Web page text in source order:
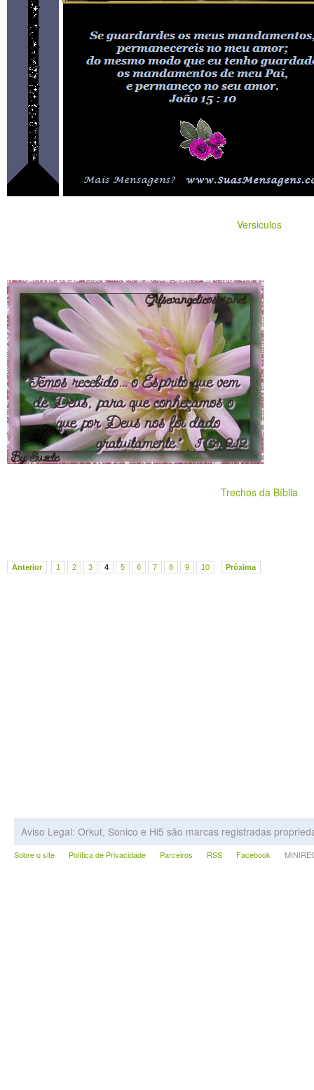
Versiculos
Trechos da Bíblia
Anterior 1 2 3 4 5 6 7 8 9 10 Próxima
Aviso Legal: Orkut, Sonico e Hi5 são marcas registradas
Sobre o site Política de Privacidade Parceiros RSS Facebook